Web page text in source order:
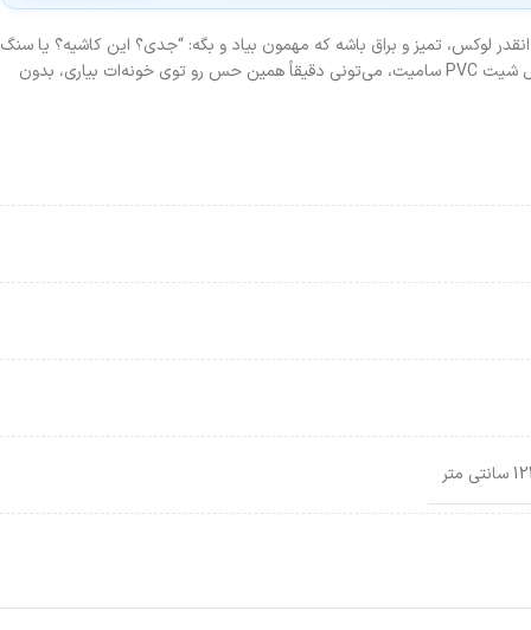
لوکس، تمیز و براق باشه که مهمون بیاد و بگه: “جدی؟ این کاشیه؟ یا سنگ
مرمر گرونه؟” خبر خوب اینه که با ماربل شیت PVC سامیت، می‌تونی دقیقاً همین حس رو توی خونه‌ات بیاری، بدون